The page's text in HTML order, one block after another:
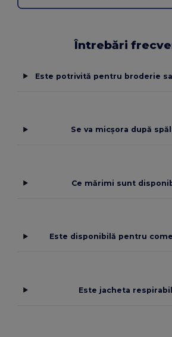
Întrebări
Este potrivită pentru broderie
Se va micșora după
Ce mărimi sunt
Este disponibilă pentru
Este jacheta